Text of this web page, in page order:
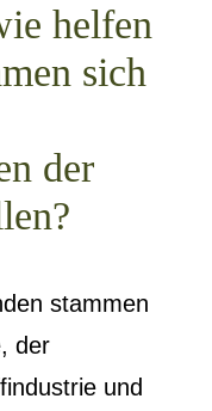
helfen
sich
der
stammen
der
und